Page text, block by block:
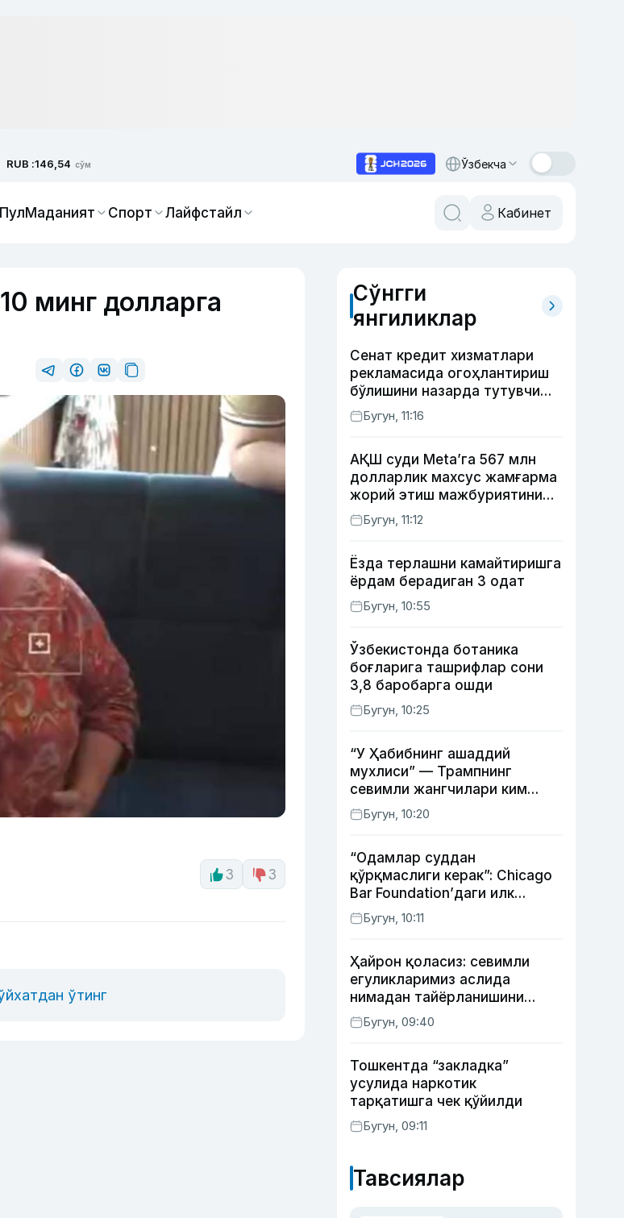
RUB :146,54 сўм Ўзбекча
ПулМаданият Спорт Лайфстайл Кабинет
минг долларга
3 3
ўтинг
Сўнгги
янгиликлар
Сенат кредит хизматлари
рекламасида огоҳлантириш
бўлишини назарда тутувчи
қонунни маъқуллади
Бугун, 11:16
АҚШ суди Meta’га 567 млн
долларлик махсус жамғарма
жорий этиш мажбуриятини
юклади
Бугун, 11:12
Ёзда терлашни камайтиришга
ёрдам берадиган 3 одат
Бугун, 10:55
Ўзбекистонда ботаника
боғларига ташрифлар сони
3,8 баробарга ошди
Бугун, 10:25
“У Ҳабибнинг ашаддий
мухлиси” — Трампнинг
севимли жангчилари ким
экани айтилди
Бугун, 10:20
“Одамлар суддан
қўрқмаслиги керак”: Chicago
Bar Foundation’даги илк
ўзбекистонлик Гўзал
Абдуахатова
Бугун, 10:11
Ҳайрон қоласиз: севимли
егуликларимиз аслида
нимадан тайёрланишини
биласизми?
Бугун, 09:40
Тошкентда “закладка”
усулида наркотик
тарқатишга чек қўйилди
Бугун, 09:11
Тавсиялар